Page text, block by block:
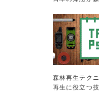
森林再生テク
再生に役立つ